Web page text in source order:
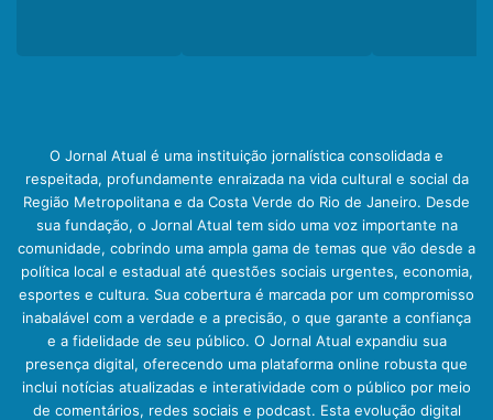
O Jornal Atual é uma instituição jornalística consolidada e
respeitada, profundamente enraizada na vida cultural e social da
Região Metropolitana e da Costa Verde do Rio de Janeiro. Desde
sua fundação, o Jornal Atual tem sido uma voz importante na
comunidade, cobrindo uma ampla gama de temas que vão desde a
política local e estadual até questões sociais urgentes, economia,
esportes e cultura. Sua cobertura é marcada por um compromisso
inabalável com a verdade e a precisão, o que garante a confiança
e a fidelidade de seu público. O Jornal Atual expandiu sua
presença digital, oferecendo uma plataforma online robusta que
inclui notícias atualizadas e interatividade com o público por meio
de comentários, redes sociais e podcast. Esta evolução digital